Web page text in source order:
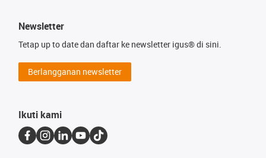
Newsletter
Tetap up to date dan daftar ke newsletter igus® di sini.
Berlangganan newsletter
Ikuti kami